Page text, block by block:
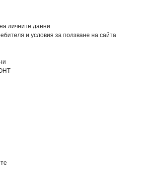
личните данни
и условия за ползване на сайта